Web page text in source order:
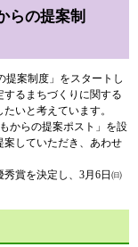
らの提案制
提案制度」をスタートし
るまちづくりに関する
いと考えています。
からの提案ポスト」を設
していただき、あわせ
賞を決定し、3月6日㈰